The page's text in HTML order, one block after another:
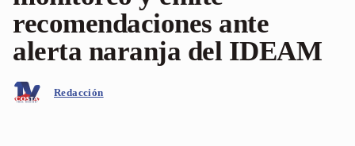
recomendaciones ante
alerta naranja del IDEAM
Redacción